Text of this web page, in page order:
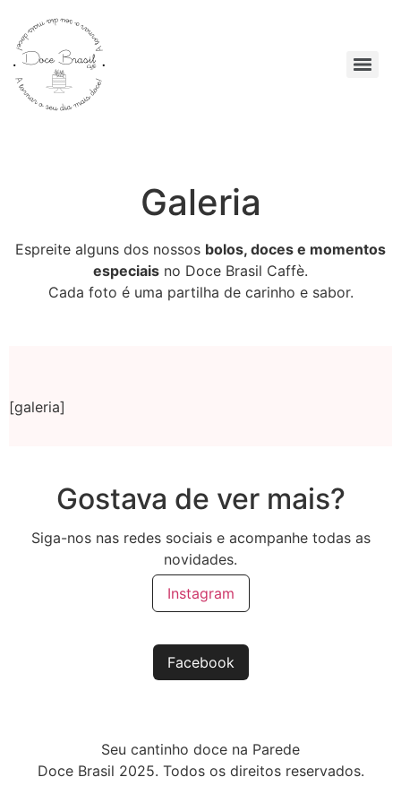
Galeria
Espreite alguns dos nossos bolos, doces e momentos
especiais no Doce Brasil Caffè.
Cada foto é uma partilha de carinho e sabor.
[galeria]
Gostava de ver mais?
Siga-nos nas redes sociais e acompanhe todas as
novidades.
Instagram
Facebook
Seu cantinho doce na Parede
Doce Brasil 2025. Todos os direitos reservados.